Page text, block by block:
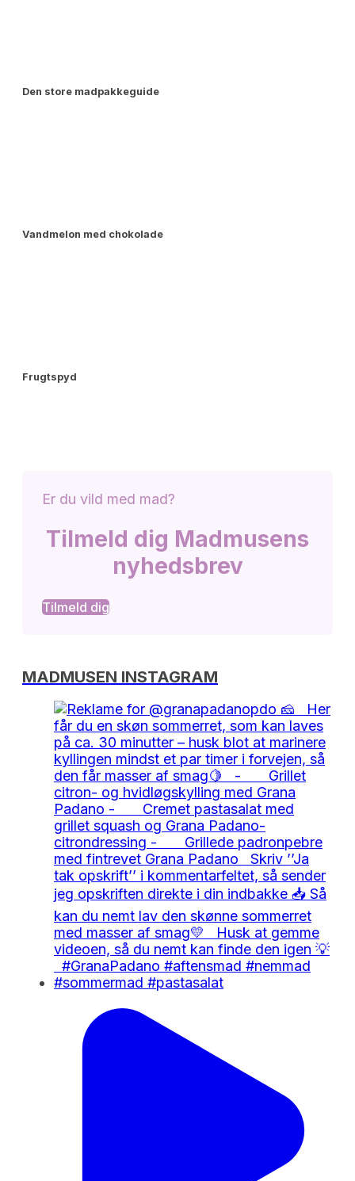
Den store madpakkeguide
Vandmelon med chokolade
Frugtspyd
Er du vild med mad?
Tilmeld dig Madmusens
nyhedsbrev
Tilmeld dig
MADMUSEN INSTAGRAM